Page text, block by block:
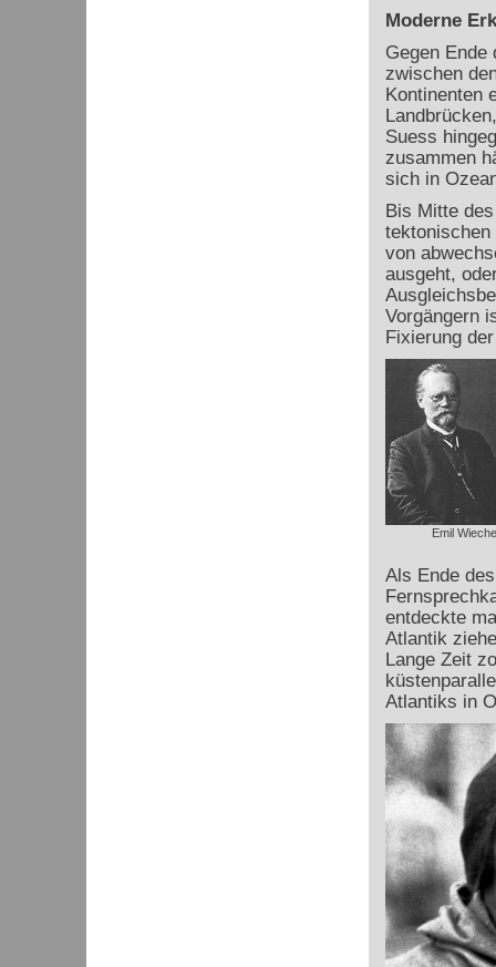
Moderne
Gegen Ende
zwischen
Kontinenten
Suess
zusammen
sich in
Bis Mitte
tektonischen
von
ausgeht,
Vorgängern
Fixierung
Emil
Als Ende
entdeckte
Atlantik
Lange Zeit
Atlantiks in